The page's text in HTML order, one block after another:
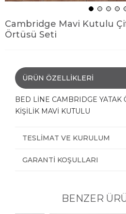
Cambridge Mavi Kutulu
Örtüsü Seti
ÜRÜN ÖZELLIKLERI
BED LİNE CAMBRIDGE YATAK
KİŞİLİK MAVİ KUTULU
TESLIMAT VE KURULUM
GARANTI KOŞULLARI
BENZER